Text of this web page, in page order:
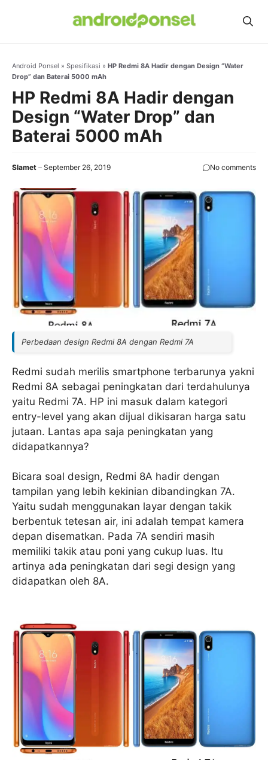
Android Ponsel » Spesifikasi » HP Redmi 8A Hadir dengan Design “Water
Drop” dan Baterai 5000 mAh
HP Redmi 8A Hadir dengan
Design “Water Drop” dan
Baterai 5000 mAh
Slamet September 26, 2019 No comments
Perbedaan design Redmi 8A dengan Redmi 7A
Redmi sudah merilis smartphone terbarunya yakni
Redmi 8A sebagai peningkatan dari terdahulunya
yaitu Redmi 7A. HP ini masuk dalam kategori
entry-level yang akan dijual dikisaran harga satu
jutaan. Lantas apa saja peningkatan yang
didapatkannya?
Bicara soal design, Redmi 8A hadir dengan
tampilan yang lebih kekinian dibandingkan 7A.
Yaitu sudah menggunakan layar dengan takik
berbentuk tetesan air, ini adalah tempat kamera
depan disematkan. Pada 7A sendiri masih
memiliki takik atau poni yang cukup luas. Itu
artinya ada peningkatan dari segi design yang
didapatkan oleh 8A.